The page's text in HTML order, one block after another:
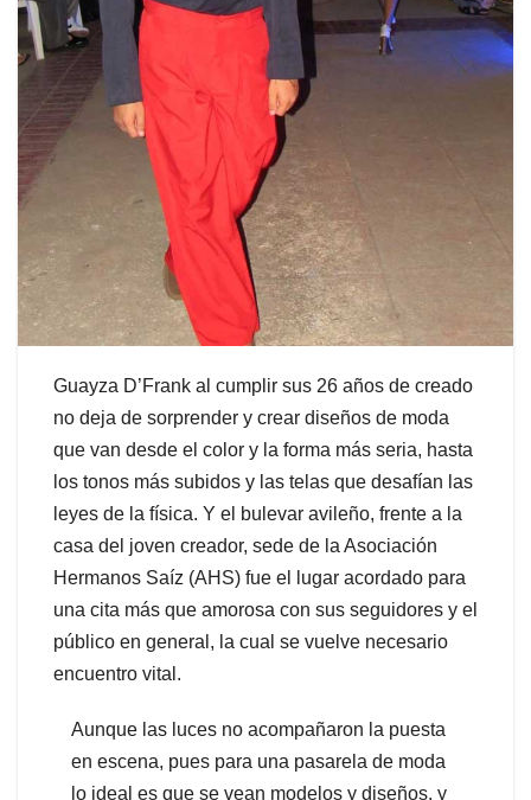
Guayza D’Frank al cumplir sus 26 años de creado
no deja de sorprender y crear diseños de moda
que van desde el color y la forma más seria, hasta
los tonos más subidos y las telas que desafían las
leyes de la física. Y el bulevar avileño, frente a la
casa del joven creador, sede de la Asociación
Hermanos Saíz (AHS) fue el lugar acordado para
una cita más que amorosa con sus seguidores y el
público en general, la cual se vuelve necesario
encuentro vital.
Aunque las luces no acompañaron la puesta
en escena, pues para una pasarela de moda
lo ideal es que se vean modelos y diseños, y